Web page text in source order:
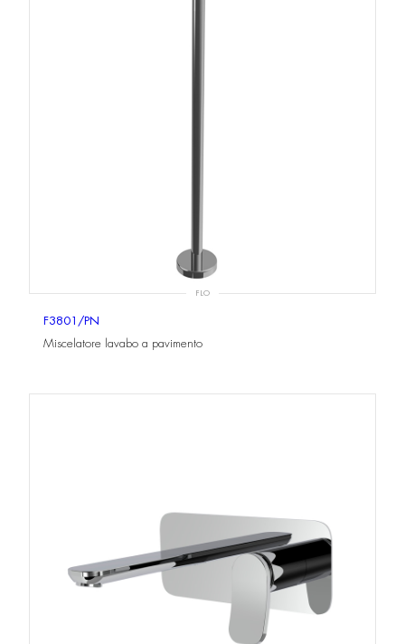
FLO
F3801/PN
Miscelatore lavabo a pavimento